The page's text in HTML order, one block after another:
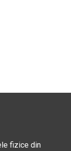
fizice din